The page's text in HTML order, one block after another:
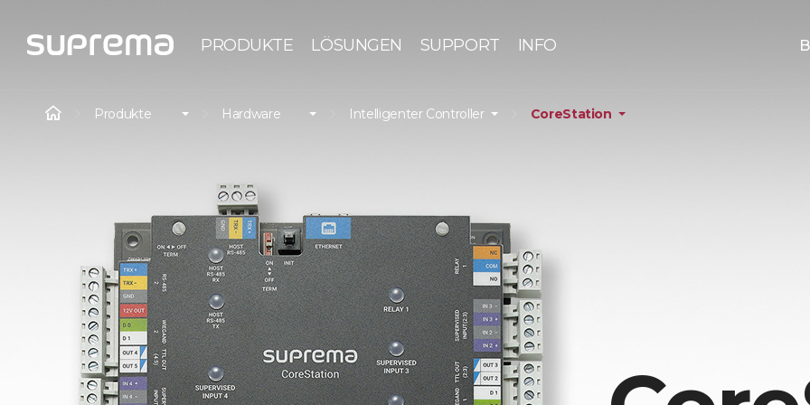
PRODUKTE LÖSUNGEN SUPPORT INFO
Produkte Hardware Intelligenter Controller CoreStation